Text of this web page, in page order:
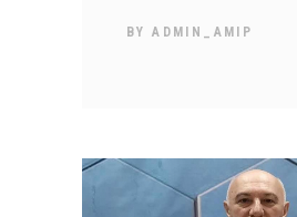
BYADMIN_AMIP